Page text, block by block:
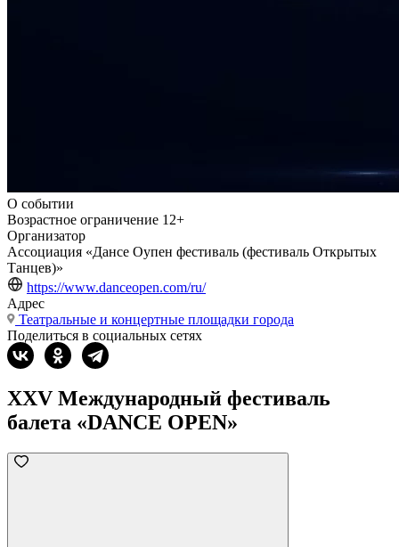
О событии
Возрастное ограничение 12+
Организатор
Ассоциация «Дансе Оупен фестиваль (фестиваль Открытых
Танцев)»
https://www.danceopen.com/ru/
Адрес
Театральные и концертные площадки города
Поделиться в социальных сетях
XXV Международный фестиваль
балета «DANCE OPEN»